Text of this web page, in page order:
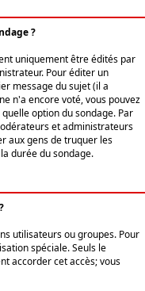
?
uniquement être édités par
Pour éditer un
message du sujet (il a
n'a encore voté, vous pouvez
option du sondage. Par
et administrateurs
aux gens de truquer les
durée du sondage.
utilisateurs ou groupes. Pour
spéciale. Seuls le
accorder cet accès; vous